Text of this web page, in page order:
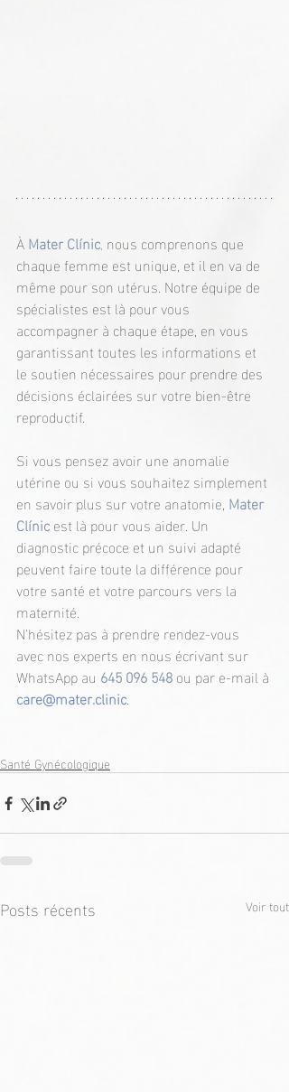
À Mater Clínic, nous comprenons que
chaque femme est unique, et il en va de
même pour son utérus. Notre équipe de
spécialistes est là pour vous
accompagner à chaque étape, en vous
garantissant toutes les informations et
le soutien nécessaires pour prendre des
décisions éclairées sur votre bien-être
reproductif.
Si vous pensez avoir une anomalie
utérine ou si vous souhaitez simplement
en savoir plus sur votre anatomie, Mater
Clínicest là pour vous aider. Un
diagnostic précoce et un suivi adapté
peuvent faire toute la différence pour
votre santé et votre parcours vers la
maternité.
N’hésitez pas à prendre rendez-vous
avec nos experts en nous écrivant sur
WhatsApp au 645 096 548ou par e-mail à
care@mater.clinic.
Santé Gynécologique
Posts récents Voir tout